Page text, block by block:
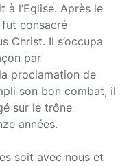
l’Eglise. Après le
consacré
Christ. Il s’occupa
par
proclamation de
son bon combat, il
sur le trône
années.
soit avec nous et